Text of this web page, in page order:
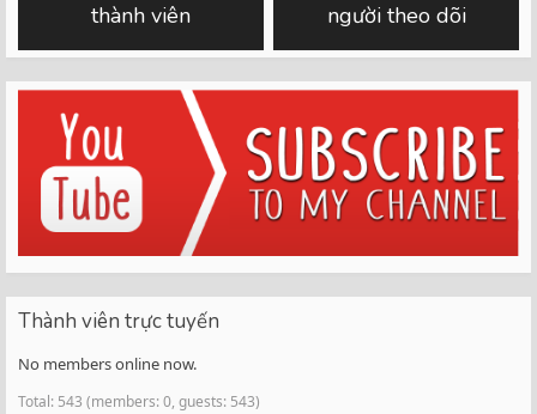
thành viên
người theo dõi
Thành viên trực tuyến
No members online now.
Total: 543 (members: 0, guests: 543)